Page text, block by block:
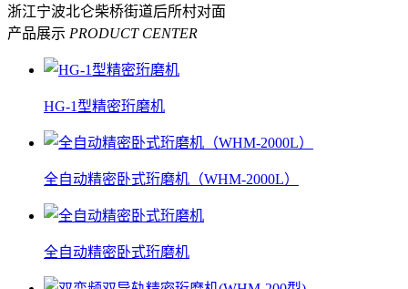
浙江宁波北仑柴桥街道后所村对面
产品展示 PRODUCT CENTER
HG-1型精密珩磨机
全自动精密卧式珩磨机（WHM-2000L）
全自动精密卧式珩磨机